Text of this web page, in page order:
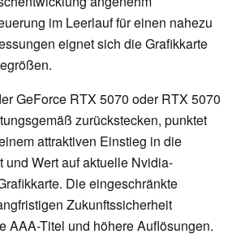
im Leerlauf für einen nahezu
eignet sich die Grafikkarte
GeForce RTX 5070 oder RTX 5070
zurückstecken, punktet
attraktiven Einstieg in die
Wert auf aktuelle Nvidia-
Die eingeschränkte
Zukunftssicherheit
AAA-Titel und höhere Auflösungen.